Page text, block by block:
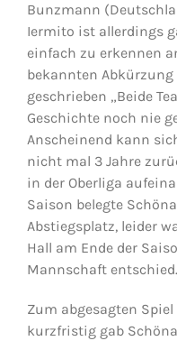
Bunzmann
Iermito ist allerdings
einfach zu erkennen
bekannten
geschrieben „Beide
Geschichte noch nie
Anscheinend kann
nicht mal 3 Jahre
in der Oberliga
Saison belegte
Abstiegsplatz, leider
Hall am Ende der
Mannschaft
Zum abgesagten
kurzfristig gab